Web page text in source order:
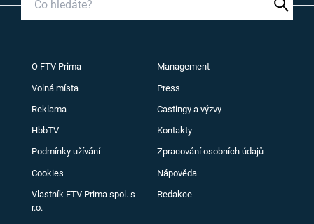
O FTV Prima Management
Volná místa Press
Reklama Castingy a výzvy
HbbTV Kontakty
Podmínky užívání Zpracování osobních údajů
Cookies Nápověda
Vlastník FTV Prima spol. s
r.o.
Redakce